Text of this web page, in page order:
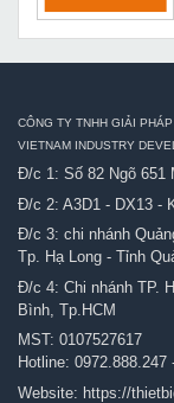
CÔNG TY TNHH GIẢI
VIETNAM INDUSTRY
Đ/c 1: Số 82 Ngõ 651
Đ/c 2: A3D1 - DX13 -
Đ/c 3: chi nhánh
Tp. Hạ Long - Tỉnh
Đ/c 4: Chi nhánh TP.
Bình, Tp.HCM
MST: 0107527617
Hotline: 0972.888.247
Website: https://